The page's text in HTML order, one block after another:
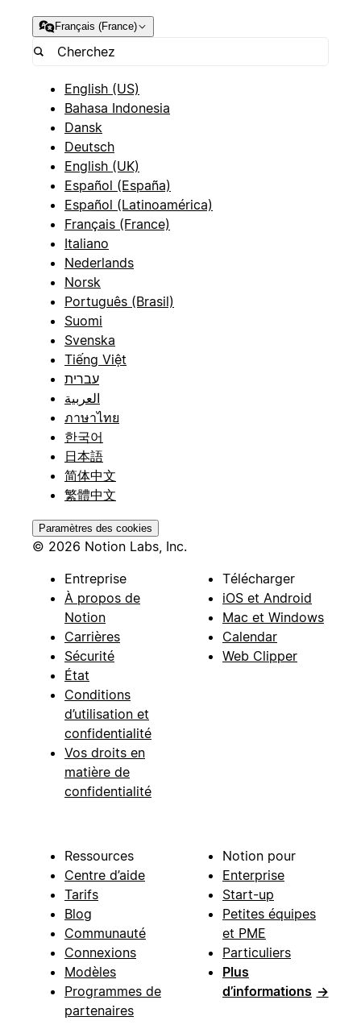
Français (France)
English (US)
Bahasa Indonesia
Dansk
Deutsch
English (UK)
Español (España)
Español (Latinoamérica)
Français (France)
Italiano
Nederlands
Norsk
Português (Brasil)
Suomi
Svenska
Tiếng Việt
עברית
العربية
ภาษาไทย
한국어
日本語
简体中文
繁體中文
Paramètres des cookies
© 2026 Notion Labs, Inc.
Entreprise
À propos de
Notion
Carrières
Sécurité
État
Conditions
d’utilisation et
confidentialité
Vos droits en
matière de
confidentialité
Télécharger
iOS et Android
Mac et Windows
Calendar
Web Clipper
Ressources
Centre d’aide
Tarifs
Blog
Communauté
Connexions
Modèles
Programmes de
partenaires
Notion pour
Enterprise
Start-up
Petites équipes
et PME
Particuliers
Plus
d’informations →